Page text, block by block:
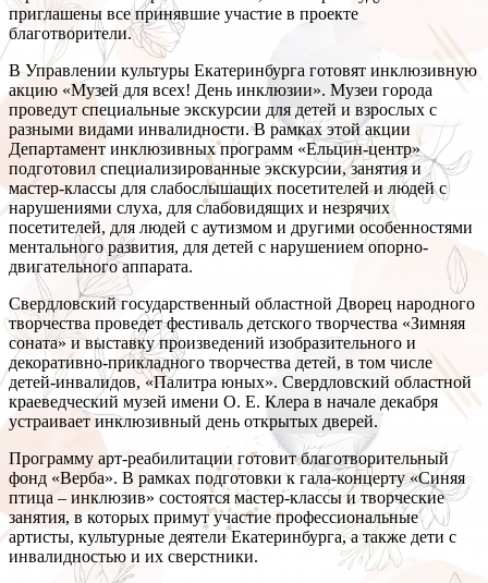
приглашены все принявшие участие в проекте
благотворители.
В Управлении культуры Екатеринбурга готовят инклюзивную
акцию «Музей для всех! День инклюзии». Музеи города
проведут специальные экскурсии для детей и взрослых с
разными видами инвалидности. В рамках этой акции
Департамент инклюзивных программ «Ельцин-центр»
подготовил специализированные экскурсии, занятия и
мастер-классы для слабослышащих посетителей и людей с
нарушениями слуха, для слабовидящих и незрячих
посетителей, для людей с аутизмом и другими особенностями
ментального развития, для детей с нарушением опорно-
двигательного аппарата.
Свердловский государственный областной Дворец народного
творчества проведет фестиваль детского творчества «Зимняя
соната» и выставку произведений изобразительного и
декоративно-прикладного творчества детей, в том числе
детей-инвалидов, «Палитра юных». Свердловский областной
краеведческий музей имени О. Е. Клера в начале декабря
устраивает инклюзивный день открытых дверей.
Программу арт-реабилитации готовит благотворительный
фонд «Верба». В рамках подготовки к гала-концерту «Синяя
птица – инклюзив» состоятся мастер-классы и творческие
занятия, в которых примут участие профессиональные
артисты, культурные деятели Екатеринбурга, а также дети с
инвалидностью и их сверстники.